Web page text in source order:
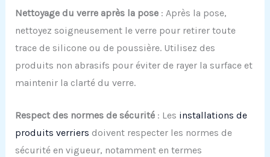
Nettoyage du verre après la pose: Après la pose,
nettoyez soigneusement le verre pour retirer toute
trace de silicone ou de poussière. Utilisez des
produits non abrasifs pour éviter de rayer la surface et
maintenir la clarté du verre.
Respect des normes de sécurité: Les installations de
produits verriers doivent respecter les normes de
sécurité en vigueur, notamment en termes